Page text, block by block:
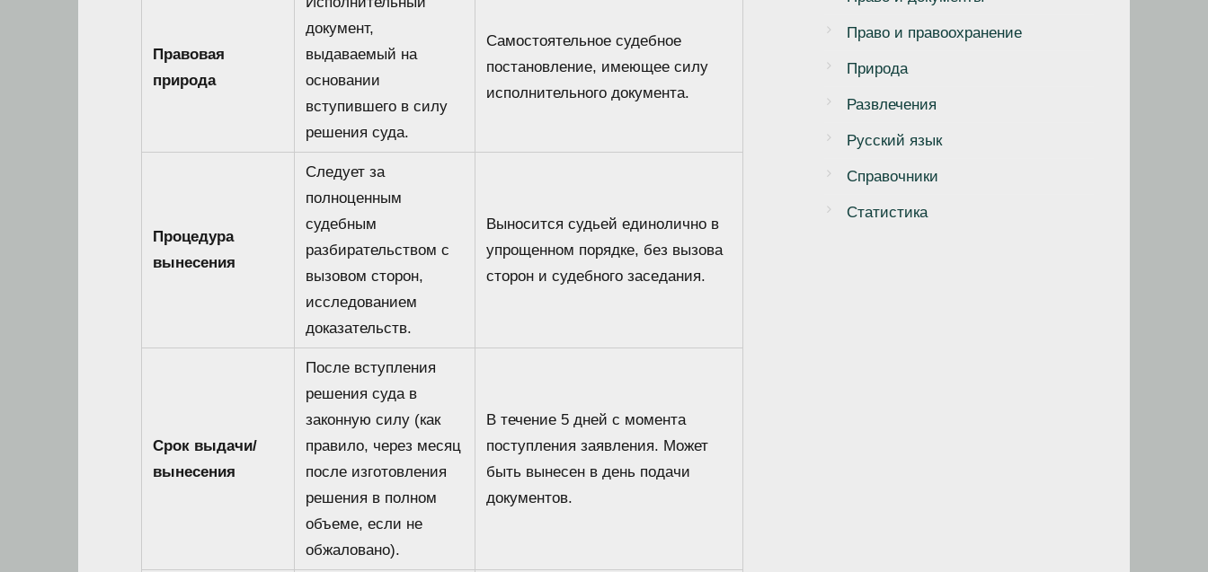
Правовая
природа
документ,
выдаваемый на
основании
вступившего в силу
решения суда.
Самостоятельное судебное
постановление, имеющее силу
исполнительного документа.
Процедура
вынесения
Следует за
полноценным
судебным
разбирательством с
вызовом сторон,
исследованием
доказательств.
Выносится судьей единолично в
упрощенном порядке, без вызова
сторон и судебного заседания.
Срок выдачи/
вынесения
После вступления
решения суда в
законную силу (как
правило, через месяц
после изготовления
решения в полном
объеме, если не
обжаловано).
В течение 5 дней с момента
поступления заявления. Может
быть вынесен в день подачи
документов.
Право и правоохранение
Природа
Развлечения
Русский язык
Справочники
Статистика